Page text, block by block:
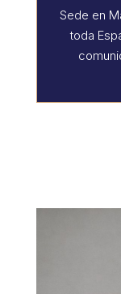
Sede en
toda